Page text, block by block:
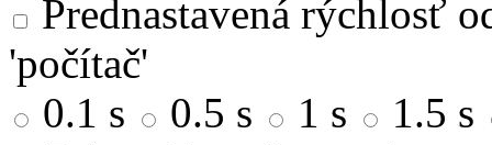
Prednastavená rýchlosť
'počítač'
0.1 s
0.5 s 1 s
1.5 s